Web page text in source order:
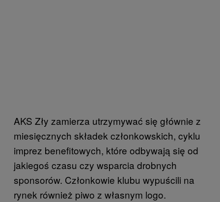
AKS Zły zamierza utrzymywać się głównie z
miesięcznych składek członkowskich, cyklu
imprez benefitowych, które odbywają się od
jakiegoś czasu czy wsparcia drobnych
sponsorów. Członkowie klubu wypuścili na
rynek również piwo z własnym logo.